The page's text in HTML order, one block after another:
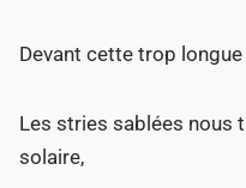
Devant cette trop
Les stries sablées nous
solaire,